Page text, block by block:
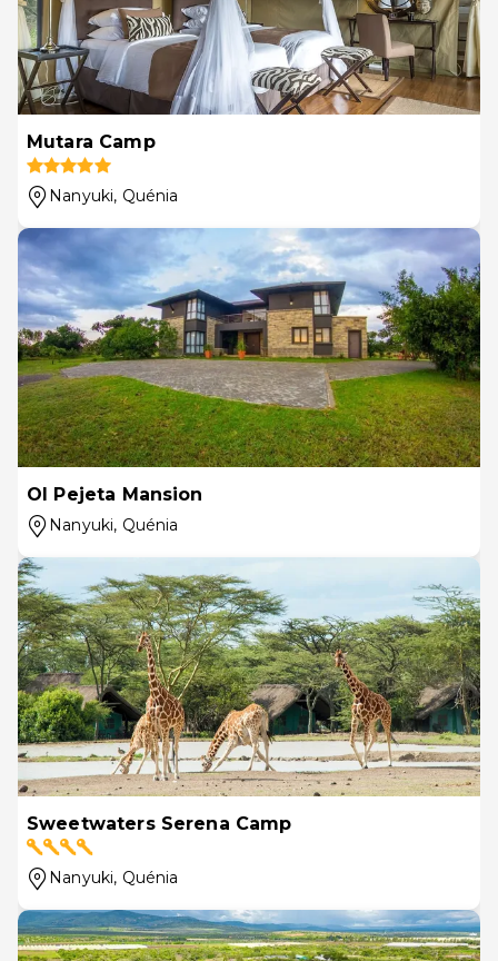
Mutara Camp
Nanyuki, Quénia
Ol Pejeta Mansion
Nanyuki, Quénia
Sweetwaters Serena Camp
Nanyuki, Quénia